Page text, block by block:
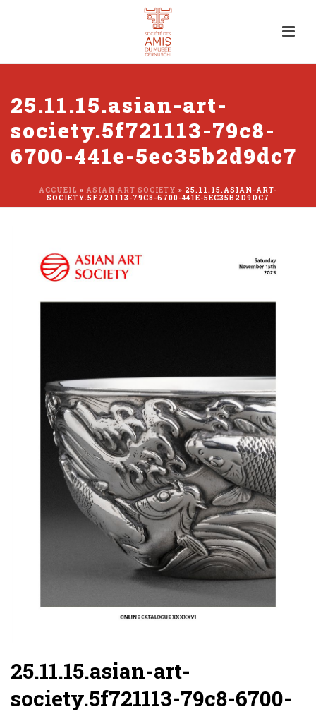
25.11.15.asian-art-
society.5f721113-79c8-
6700-441e-5ec35b2d9dc7
ACCUEIL » ASIAN ART SOCIETY » 25.11.15.ASIAN-ART-
SOCIETY.5F721113-79C8-6700-441E-5EC35B2D9DC7
25.11.15.asian-art-
society.5f721113-79c8-6700-